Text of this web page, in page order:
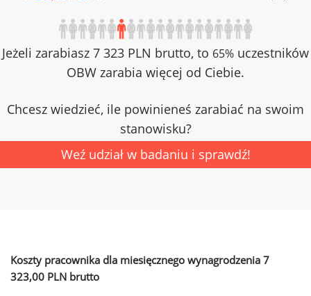
Jeżeli zarabiasz 7 323 PLN brutto, to 65% uczestników
OBW zarabia więcej od Ciebie.
Chcesz wiedzieć, ile powinieneś zarabiać na swoim
stanowisku?
Weź udział w badaniu i sprawdź!
Koszty pracownika dla miesięcznego wynagrodzenia 7
323,00 PLN brutto